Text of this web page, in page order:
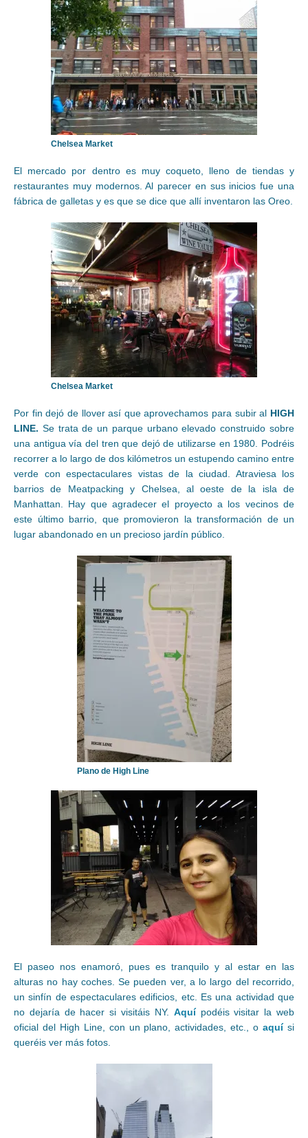
Chelsea Market
El mercado por dentro es muy coqueto, lleno de tiendas y
restaurantes muy modernos. Al parecer en sus inicios fue una
fábrica de galletas y es que se dice que allí inventaron las Oreo.
Chelsea Market
Por fin dejó de llover así que aprovechamos para subir al HIGH
LINE. Se trata de un parque urbano elevado construido sobre
una antigua vía del tren que dejó de utilizarse en 1980. Podréis
recorrer a lo largo de dos kilómetros un estupendo camino entre
verde con espectaculares vistas de la ciudad. Atraviesa los
barrios de Meatpacking y Chelsea, al oeste de la isla de
Manhattan. Hay que agradecer el proyecto a los vecinos de
este último barrio, que promovieron la transformación de un
lugar abandonado en un precioso jardín público.
Plano de High Line
El paseo nos enamoró, pues es tranquilo y al estar en las
alturas no hay coches. Se pueden ver, a lo largo del recorrido,
un sinfín de espectaculares edificios, etc. Es una actividad que
no dejaría de hacer si visitáis NY. Aquípodéis visitar la web
oficial del High Line, con un plano, actividades, etc., oaquísi
queréis ver más fotos.